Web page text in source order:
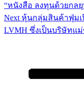
“หนังสือ ลงทุนด้วยกลยุ
Next
Post
Next หุ้นกลุ่มสินค้าฟุ่มเ
LVMH ซึ่งเป็นบริษัทแม่